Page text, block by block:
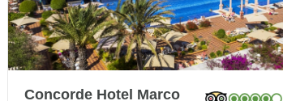
Concorde Hotel Marco